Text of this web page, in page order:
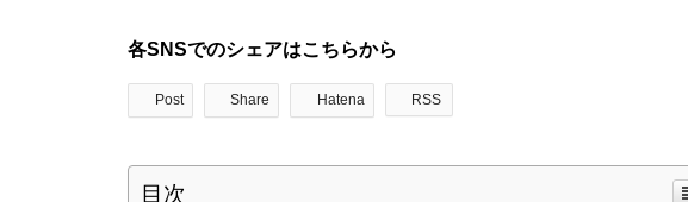
各SNSでのシェアはこちらから
Post Share Hatena RSS
目次